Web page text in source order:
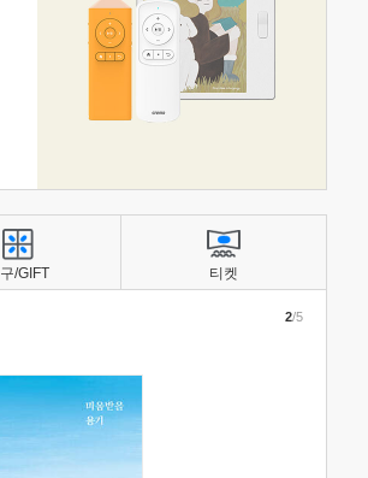
2/5
/GIFT 티켓